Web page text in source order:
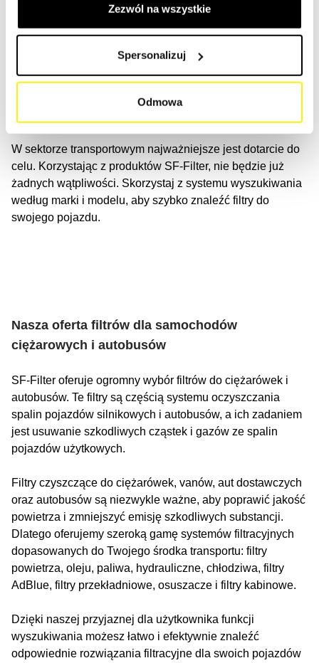
Zezwól na wszystkie
Spersonalizuj
Odmowa
W sektorze transportowym najważniejsze jest dotarcie do
celu. Korzystając z produktów SF-Filter, nie będzie już
żadnych wątpliwości. Skorzystaj z systemu wyszukiwania
według marki i modelu, aby szybko znaleźć filtry do
swojego pojazdu.
Nasza oferta filtrów dla samochodów
ciężarowych i autobusów
SF-Filter oferuje ogromny wybór filtrów do ciężarówek i
autobusów. Te filtry są częścią systemu oczyszczania
spalin pojazdów silnikowych i autobusów, a ich zadaniem
jest usuwanie szkodliwych cząstek i gazów ze spalin
pojazdów użytkowych.
Filtry czyszczące do ciężarówek, vanów, aut dostawczych
oraz autobusów są niezwykle ważne, aby poprawić jakość
powietrza i zmniejszyć emisję szkodliwych substancji.
Dlatego oferujemy szeroką gamę systemów filtracyjnych
dopasowanych do Twojego środka transportu: filtry
powietrza, oleju, paliwa, hydrauliczne, chłodziwa, filtry
AdBlue, filtry przekładniowe, osuszacze i filtry kabinowe.
Dzięki naszej przyjaznej dla użytkownika funkcji
wyszukiwania możesz łatwo i efektywnie znaleźć
odpowiednie rozwiązania filtracyjne dla swoich pojazdów